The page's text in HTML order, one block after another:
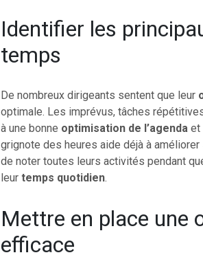
Identifier les
temps
De nombreux dirigeants sentent que leur
optimale. Les imprévus, tâches
à une bonne optimisation de l’agenda et
grignote des heures aide déjà à améliorer
de noter toutes leurs activités pendant
leur temps quotidien.
Mettre en place une
efficace